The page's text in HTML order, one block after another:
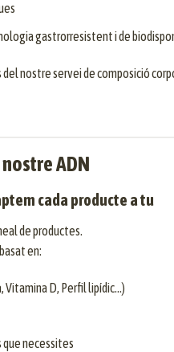
gastrorresistent i de
nostre servei de composició
ADN
cada producte a tu
de productes.
en:
Vitamina D, Perfil lipídic…)
que necessites